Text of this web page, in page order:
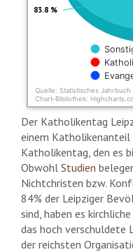
83.8 %
Quelle: Statistisches Jahrbuch
Chart-Bibliothek:
End of interactive
Der Katholikentag
einem
Katholikentag, den es
Obwohl Studien
Nichtchristen bzw.
84% der Leipziger
sind, haben es
das hoch verschuldete
der reichsten